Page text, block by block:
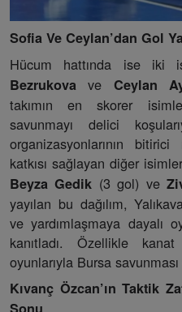
Sofia Ve Ceylan’dan Gol
Hücum hattında ise iki
Bezrukova ve Ceylan
takımın en skorer
savunmayı delici
organizasyonlarının
katkısı sağlayan diğer
Beyza Gedik (3 gol) ve
yayılan bu dağılım,
ve yardımlaşmaya dayalı
kanıtladı. Özellikle
oyunlarıyla Bursa savunması
Kıvanç Özcan’ın Taktik
Sonu